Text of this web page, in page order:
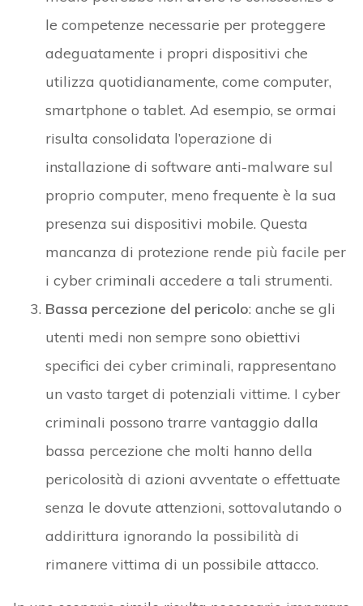
le competenze necessarie per proteggere
adeguatamente i propri dispositivi che
utilizza quotidianamente, come computer,
smartphone o tablet. Ad esempio, se ormai
risulta consolidata l’operazione di
installazione di software anti-malware sul
proprio computer, meno frequente è la sua
presenza sui dispositivi mobile. Questa
mancanza di protezione rende più facile per
i cyber criminali accedere a tali strumenti.
Bassa percezione del pericolo: anche se gli
utenti medi non sempre sono obiettivi
specifici dei cyber criminali, rappresentano
un vasto target di potenziali vittime. I cyber
criminali possono trarre vantaggio dalla
bassa percezione che molti hanno della
pericolosità di azioni avventate o effettuate
senza le dovute attenzioni, sottovalutando o
addirittura ignorando la possibilità di
rimanere vittima di un possibile attacco.